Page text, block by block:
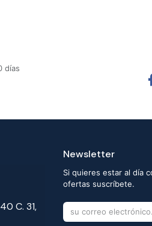
días
C. 31,
Newsletter
Si quieres estar al día
ofertas suscríbete.